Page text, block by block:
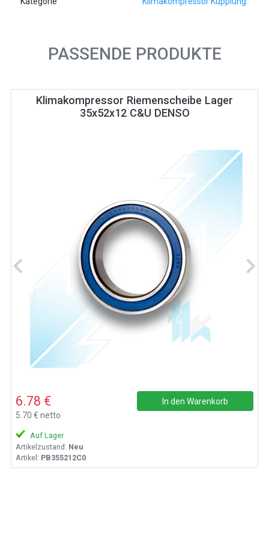
PASSENDE PRODUKTE
Klimakompressor Riemenscheibe Lager
35x52x12 C&U DENSO
6.78 €
5.70 € netto
In den Warenkorb
Auf Lager
Artikelzustand: Neu
Artikel: PB355212C0